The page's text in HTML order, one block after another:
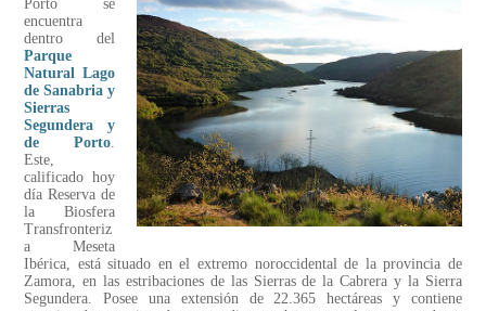
Porto se
encuentra
dentro del
Parque
Natural Lago
de Sanabria y
Sierras
Segundera y
de Porto.
Este,
calificado hoy
día Reserva de
la Biosfera
Transfronteriz
a Meseta
Ibérica, está situado en el extremo noroccidental de la provincia de
Zamora, en las estribaciones de las Sierras de la Cabrera y la Sierra
Segundera. Posee una extensión de 22.365 hectáreas y contiene